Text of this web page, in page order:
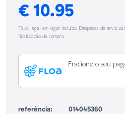
€ 10.95
Taxa legal em vigor incluído. Despesas de envio
finalização da compra.
Fracione o seu
referência:
014045360